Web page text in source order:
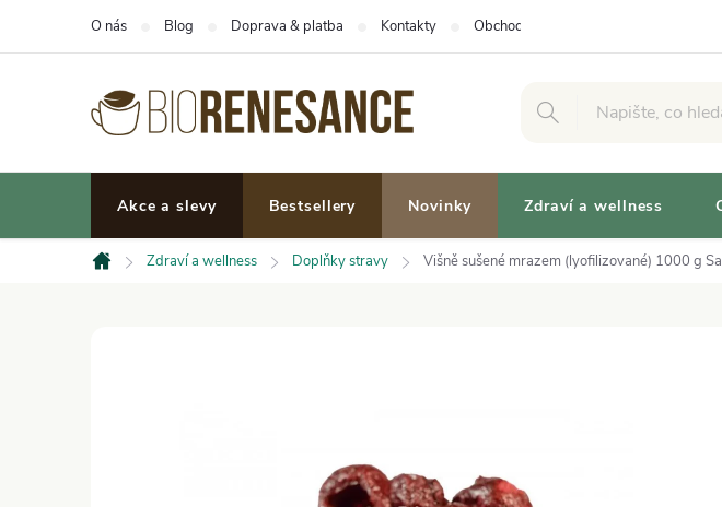
O nás Blog Doprava & platba Kontakty Obchodní podmínky
Akce a slevy Bestsellery Novinky Zdraví a wellness
Domů
Zdraví a wellness Doplňky stravy Višně sušené mrazem (lyofilizované) 1000 g